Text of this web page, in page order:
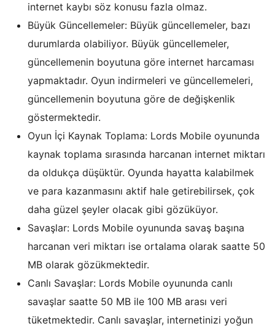
internet kaybı söz konusu fazla olmaz.
Büyük Güncellemeler: Büyük güncellemeler, bazı
durumlarda olabiliyor. Büyük güncellemeler,
güncellemenin boyutuna göre internet harcaması
yapmaktadır. Oyun indirmeleri ve güncellemeleri,
güncellemenin boyutuna göre de değişkenlik
göstermektedir.
Oyun İçi Kaynak Toplama: Lords Mobile oyununda
kaynak toplama sırasında harcanan internet miktarı
da oldukça düşüktür. Oyunda hayatta kalabilmek
ve para kazanmasını aktif hale getirebilirsek, çok
daha güzel şeyler olacak gibi gözüküyor.
Savaşlar: Lords Mobile oyununda savaş başına
harcanan veri miktarı ise ortalama olarak saatte 50
MB olarak gözükmektedir.
Canlı Savaşlar: Lords Mobile oyununda canlı
savaşlar saatte 50 MB ile 100 MB arası veri
tüketmektedir. Canlı savaşlar, internetinizi yoğun